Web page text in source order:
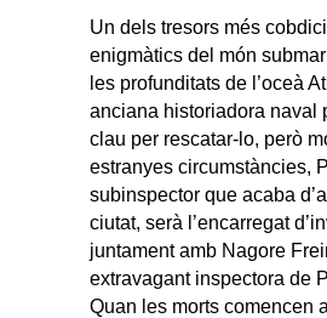
Un dels tresors més
enigmàtics del món
les profunditats de l’oceà
anciana historiadora naval
clau per rescatar-lo, però
estranyes circumstàncies,
subinspector que acaba
ciutat, serà l’encarregat
juntament amb Nagore
extravagant inspectora de
Quan les morts comencen